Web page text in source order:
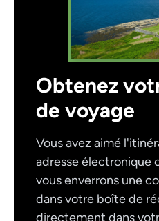
Obtenez
de voyage
Vous avez aimé
adresse électronique
vous enverrons une
dans votre boîte de
directement dans